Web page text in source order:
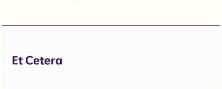
Et Cetera